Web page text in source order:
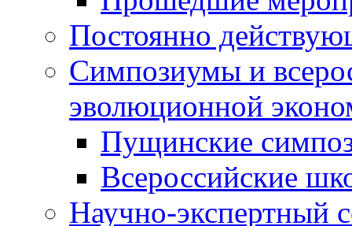
Постоянно
Симпозиумы и
эволюционной
Пущинские
Всероссийские
Научно-экспертный